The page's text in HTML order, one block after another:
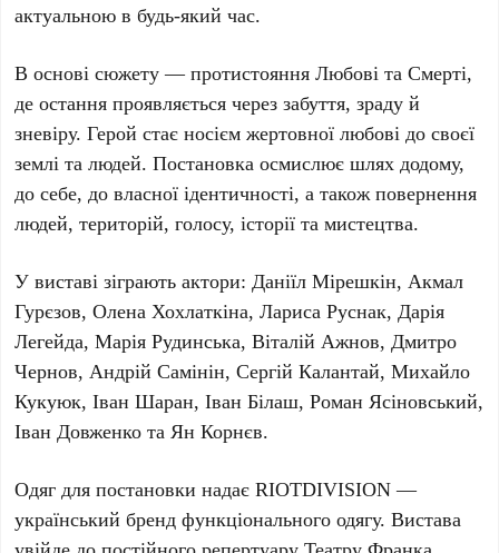
актуальною в будь-який час.
В основі сюжету — протистояння Любові та Смерті,
де остання проявляється через забуття, зраду й
зневіру. Герой стає носієм жертовної любові до своєї
землі та людей. Постановка осмислює шлях додому,
до себе, до власної ідентичності, а також повернення
людей, територій, голосу, історії та мистецтва.
У виставі зіграють актори:Даніїл Мірешкін, Акмал
Гурєзов, Олена Хохлаткіна, Лариса Руснак, Дарія
Легейда, Мaрія Рудинськa, Віталій Ажнов, Дмитро
Чернов, Андрій Самінін, Сергій Калантай, Михайло
Кукуюк, Іван Шаран, Іван Білаш, Ромaн Ясіновський,
Іван Довженко тa Ян Корнєв.
Одяг для постановки надаєRIOTDIVISION—
український бренд функціонального одягу. Вистава